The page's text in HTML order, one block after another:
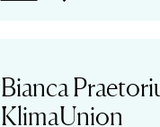
Bianca
KlimaUnion